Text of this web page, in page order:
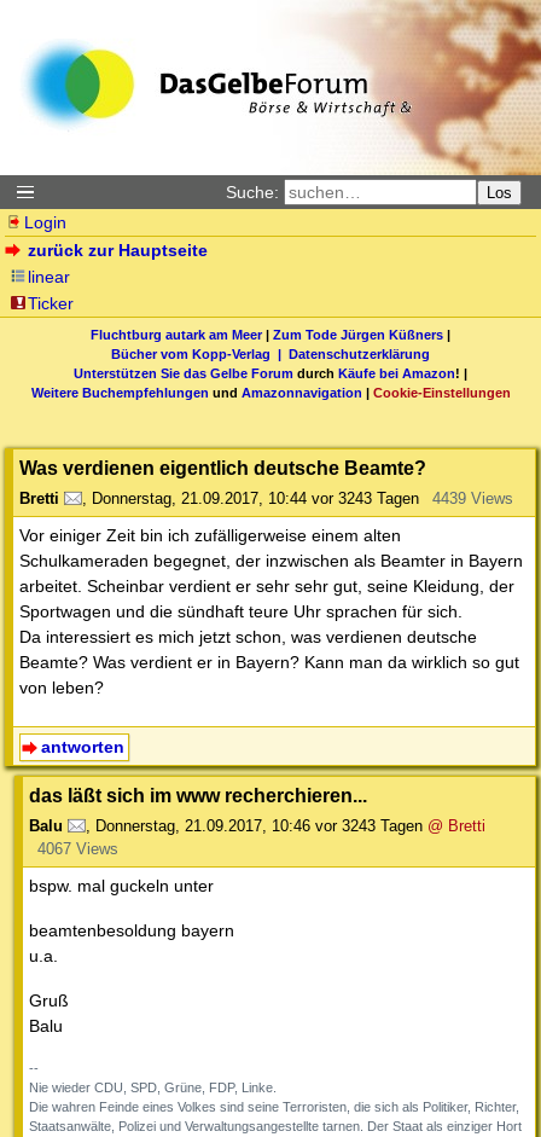
Suche: Los
Login
zurück zur Hauptseite
linear
Ticker
Fluchtburg autark am Meer| Zum Tode Jürgen Küßners |
Bücher vom Kopp-Verlag | Datenschutzerklärung
Unterstützen Sie das Gelbe Forum durch Käufe bei Amazon! |
Weitere Buchempfehlungen und Amazonnavigation | Cookie-Einstellungen
Was verdienen eigentlich deutsche Beamte?
Bretti , Donnerstag, 21.09.2017, 10:44 vor 3243 Tagen 4439 Views
Vor einiger Zeit bin ich zufälligerweise einem alten
Schulkameraden begegnet, der inzwischen als Beamter in Bayern
arbeitet. Scheinbar verdient er sehr sehr gut, seine Kleidung, der
Sportwagen und die sündhaft teure Uhr sprachen für sich.
Da interessiert es mich jetzt schon, was verdienen deutsche
Beamte? Was verdient er in Bayern? Kann man da wirklich so gut
von leben?
antworten
das läßt sich im www recherchieren...
Balu , Donnerstag, 21.09.2017, 10:46 vor 3243 Tagen @ Bretti
4067 Views
bspw. mal guckeln unter
beamtenbesoldung bayern
u.a.
Gruß
Balu
--
Nie wieder CDU, SPD, Grüne, FDP, Linke.
Die wahren Feinde eines Volkes sind seine Terroristen, die sich als Politiker, Richter,
Staatsanwälte, Polizei und Verwaltungsangestellte tarnen. Der Staat als einziger Hort